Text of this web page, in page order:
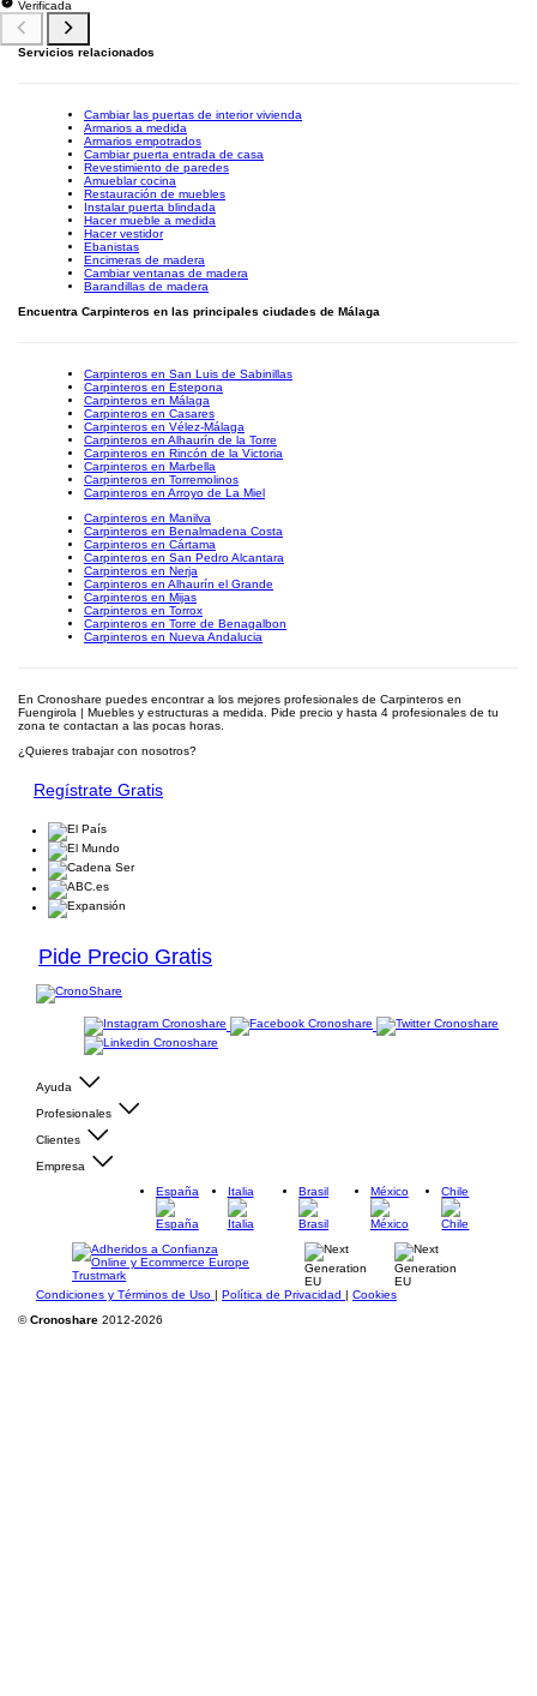
Verificada
Servicios relacionados
Cambiar las puertas de interior vivienda
Armarios a medida
Armarios empotrados
Cambiar puerta entrada de casa
Revestimiento de paredes
Amueblar cocina
Restauración de muebles
Instalar puerta blindada
Hacer mueble a medida
Hacer vestidor
Ebanistas
Encimeras de madera
Cambiar ventanas de madera
Barandillas de madera
Encuentra Carpinteros en las principales ciudades de Málaga
Carpinteros en San Luis de Sabinillas
Carpinteros en Estepona
Carpinteros en Málaga
Carpinteros en Casares
Carpinteros en Vélez-Málaga
Carpinteros en Alhaurín de la Torre
Carpinteros en Rincón de la Victoria
Carpinteros en Marbella
Carpinteros en Torremolinos
Carpinteros en Arroyo de La Miel
Carpinteros en Manilva
Carpinteros en Benalmadena Costa
Carpinteros en Cártama
Carpinteros en San Pedro Alcantara
Carpinteros en Nerja
Carpinteros en Alhaurín el Grande
Carpinteros en Mijas
Carpinteros en Torrox
Carpinteros en Torre de Benagalbon
Carpinteros en Nueva Andalucia
En Cronoshare puedes encontrar a los mejores profesionales de Carpinteros en
Fuengirola | Muebles y estructuras a medida. Pide precio y hasta 4 profesionales de tu
zona te contactan a las pocas horas.
¿Quieres trabajar con nosotros?
Regístrate Gratis
Pide Precio Gratis
Ayuda
Profesionales
Clientes
Empresa
España
Italia Brasil México Chile
Condiciones y Términos de Uso | Política de Privacidad | Cookies
©Cronoshare 2012-2026